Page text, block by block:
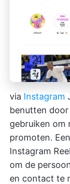
via Instagram
benutten
gebruiken om
promoten.
Instagram
om de
en contact te